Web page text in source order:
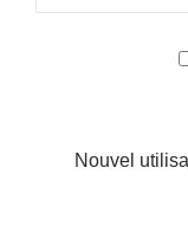
Nouvel